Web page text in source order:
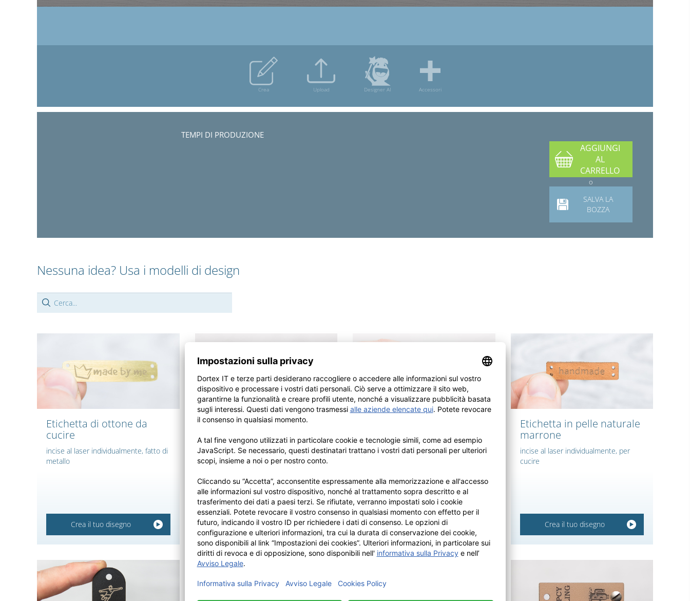
TEMPI DI PRODUZIONE
AGGIUNGI
AL
CARRELLO
o
SALVA LA
BOZZA
Nessuna idea? Usa i modelli di design
Etichetta di ottone da
cucire
incise al laser individualmente, fatto di
metallo
Crea il tuo disegno
Etichetta in pelle con
testo e motivo
Incisa al laser, colore bisquit, basta
regolarla nel configuratore, 4 fori per
Crea il tuo disegno
acciaio inox nero titanio
Etichetta da cucito in acciaio
individualmente per voi.
Crea il tuo disegno
Etichetta in pelle naturale
marrone
incise al laser individualmente, per
cucire
Crea il tuo disegno